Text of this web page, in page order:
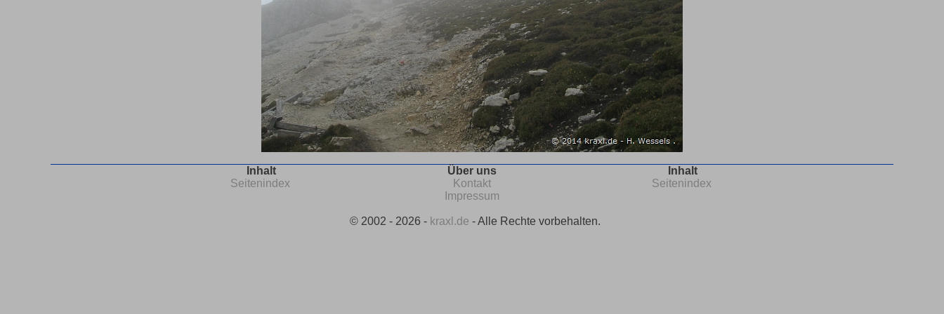
Inhalt
Seitenindex
Über uns
Kontakt
Impressum
Inhalt
Seitenindex
© 2002 - 2026 - kraxl.de - Alle Rechte vorbehalten.